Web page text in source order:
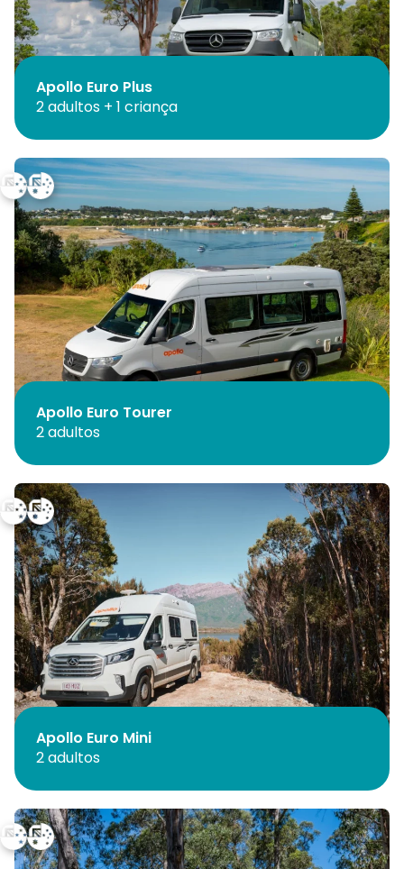
Apollo Euro Plus
2 adultos + 1 criança
Apollo Euro Tourer
2 adultos
Apollo Euro Mini
2 adultos